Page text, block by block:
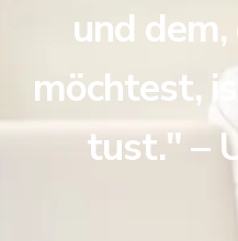
und
möchtest,
tust." –